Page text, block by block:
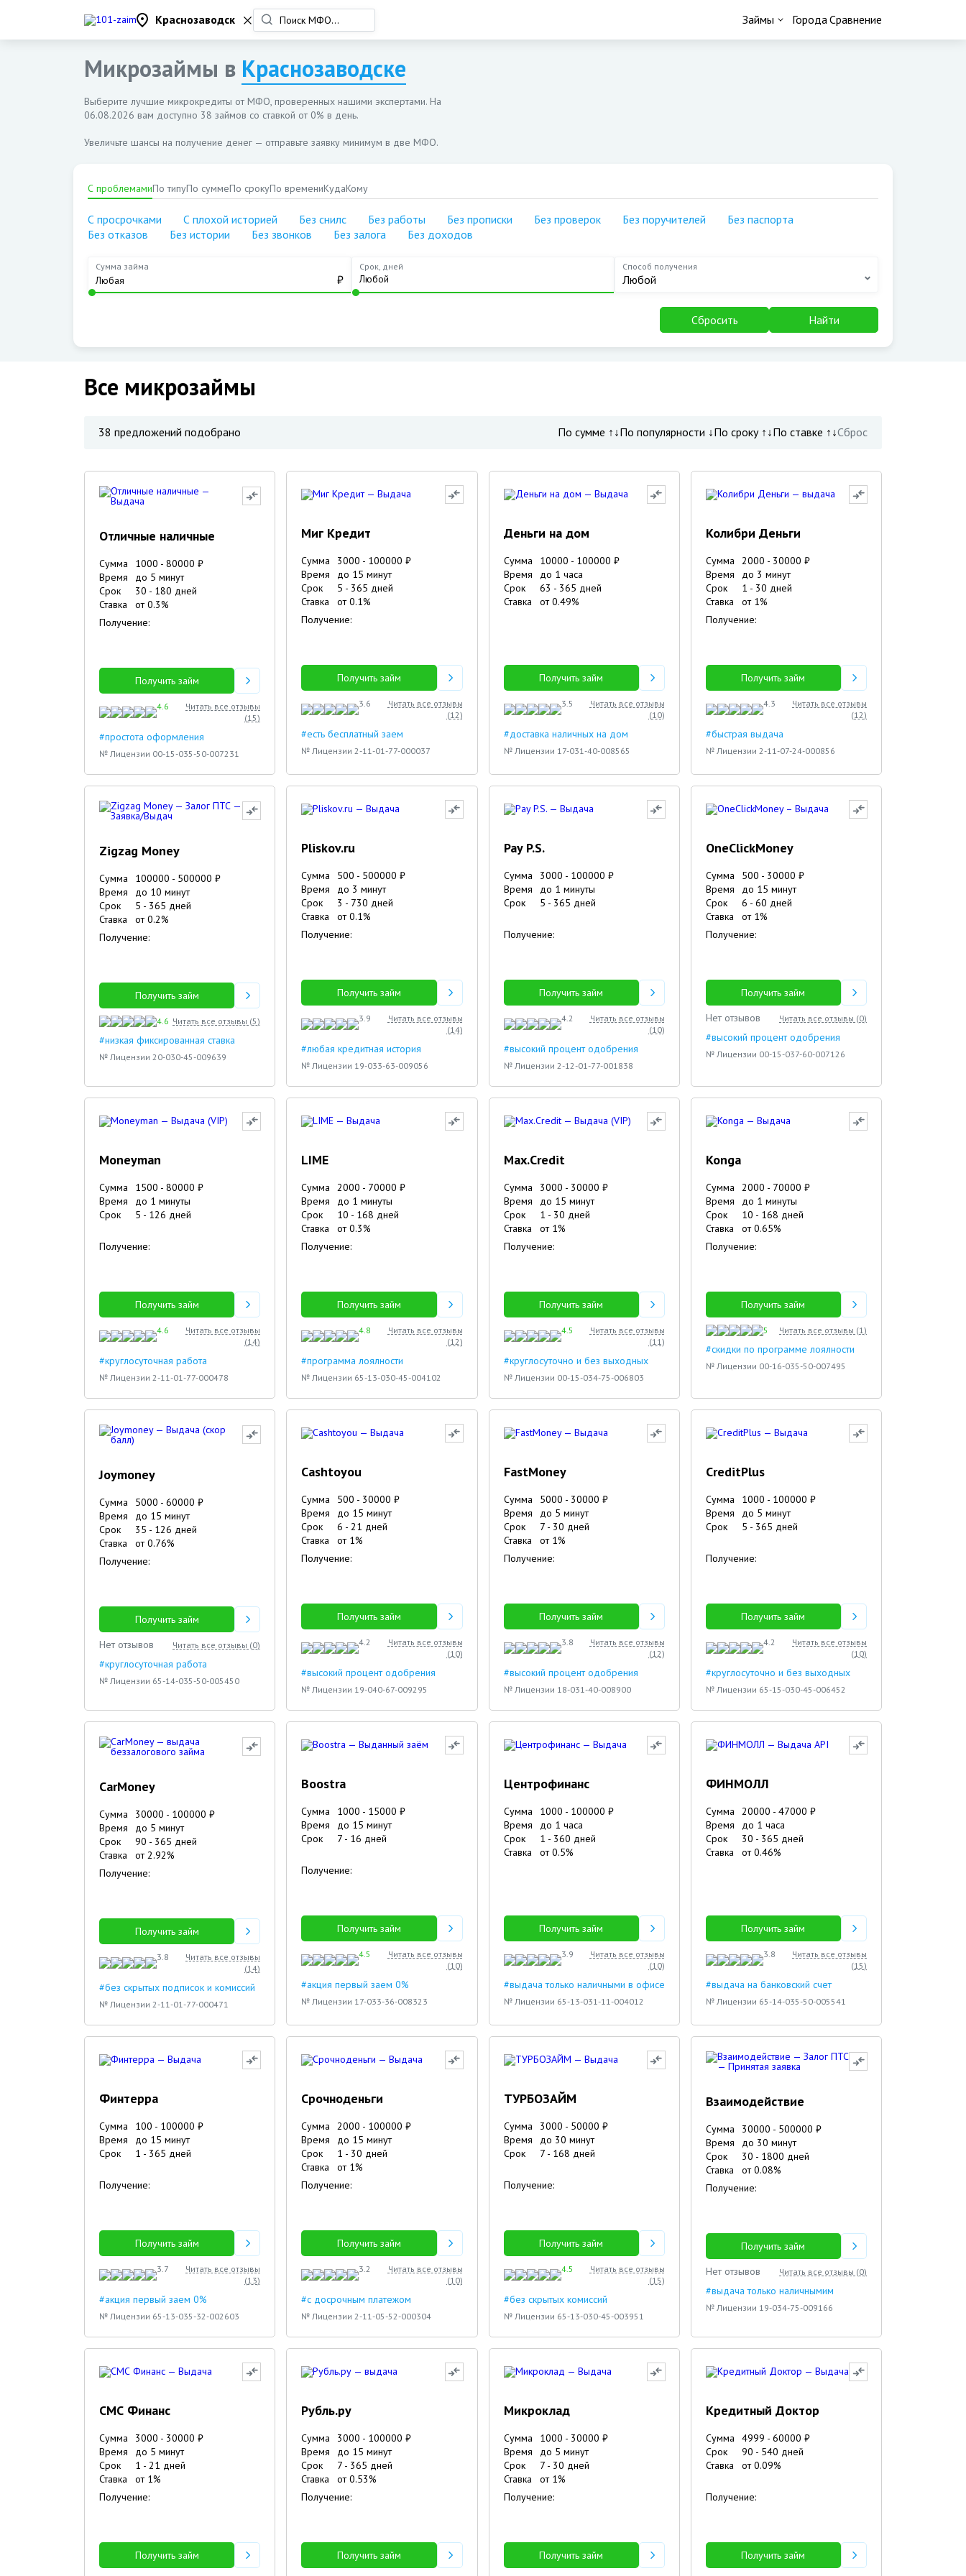
Краснозаводск Займы
С просрочками
С плохой историей
Без прописки
Без отказов
Без звонков
10 000 рублей
Круглосуточно
Без карты
Студентам
Пенсионерам
ГородаСравнение
Микрозаймы в Краснозаводске
Выберите лучшие микрокредиты от МФО, проверенных нашими экспертами. На
06.08.2026 вам доступно 38 займов со ставкой от 0% в день.
Увеличьте шансы на получение денег — отправьте заявку минимум в две МФО.
С проблемамиПо типуПо суммеПо срокуПо времениКудаКому
С просрочками С плохой историей Без снилс Без работы Без прописки Без проверок Без поручителей
Без паспорта
Без отказов
Без истории Без звонков Без залога Без доходов
Сумма займа
₽
Срок, дней Способ получения
Любой
Сбросить Найти
Все микрозаймы
38 предложений подобрано По сумме ↑↓По популярности ↓По сроку ↑↓По ставке ↑↓Сброс
Отличные наличные
Сумма 1000 - 80000 ₽
Время
до 5 минут
Срок
30 - 180 дней
Ставка
от0.3%
Получение:
Получить займ
4.6
Читать все отзывы
(15)
#простота оформления
№ Лицензии 00-15-035-50-007231
Миг Кредит
Сумма 3000 - 100000 ₽
Время
до 15 минут
Срок
5 - 365 дней
Ставка
от0.1%
Получение:
Получить займ
3.6
Читать все отзывы
(12)
#есть бесплатный заем
№ Лицензии 2-11-01-77-000037
Деньги на дом
Сумма 10000 - 100000 ₽
Время
до 1 часа
Срок
63 - 365 дней
Ставка
от0.49%
Получить займ
3.5
Читать все отзывы
(10)
#доставка наличных на дом
№ Лицензии 17-031-40-008565
Колибри Деньги
Сумма 2000 - 30000 ₽
Время
до 3 минут
Срок
1 - 30 дней
Ставка
от 1%
Получение:
Получить займ
4.3
Читать все отзывы
(12)
#быстрая выдача
№ Лицензии 2-11-07-24-000856
Zigzag Money
Сумма 100000 - 500000 ₽
Время
до 10 минут
Срок
5 - 365 дней
Ставка
от0.2%
Получение:
Получить займ
4.6 Читать все отзывы (5)
#низкая фиксированная ставка
№ Лицензии 20-030-45-009639
Pliskov.ru
Сумма 500 - 500000 ₽
Время
до 3 минут
Срок
3 - 730 дней
Ставка
от0.1%
Получение:
Получить займ
3.9
Читать все отзывы
(14)
#любая кредитная история
№ Лицензии 19-033-63-009056
Pay P.S.
Сумма 3000 - 100000 ₽
Время
до 1 минуты
Срок
5 - 365 дней
Получение:
Получить займ
4.2
Читать все отзывы
(10)
#высокий процент одобрения
№ Лицензии 2-12-01-77-001838
OneClickMoney
Сумма 500 - 30000 ₽
Время
до 15 минут
Срок
6 - 60 дней
Ставка
от 1%
Получение:
Получить займ
Нет отзывов
Читать все отзывы (0)
#высокий процент одобрения
№ Лицензии 00-15-037-60-007126
Moneyman
Сумма 1500 - 80000 ₽
Время
до 1 минуты
Срок
5 - 126 дней
Получение:
Получить займ
4.6
Читать все отзывы
(14)
#круглосуточная работа
№ Лицензии 2-11-01-77-000478
LIME
Сумма 2000 - 70000 ₽
Время
до 1 минуты
Срок
10 - 168 дней
Ставка
от0.3%
Получение:
Получить займ
4.8
Читать все отзывы
(12)
#программа лоялности
№ Лицензии 65-13-030-45-004102
Max.Credit
Сумма 3000 - 30000 ₽
Время
до 15 минут
Срок
1 - 30 дней
Ставка
от 1%
Получение:
Получить займ
4.5
Читать все отзывы
(11)
#круглосуточно и без выходных
№ Лицензии 00-15-034-75-006803
Konga
Сумма 2000 - 70000 ₽
Время
до 1 минуты
Срок
10 - 168 дней
Ставка
от0.65%
Получение:
Получить займ
5 Читать все отзывы (1)
#скидки по программе лоялности
№ Лицензии 00-16-035-50-007495
Joymoney
Сумма 5000 - 60000 ₽
Время
до 15 минут
Срок
35 - 126 дней
Ставка
от0.76%
Получение:
Получить займ
Нет отзывов
Читать все отзывы (0)
#круглосуточная работа
№ Лицензии 65-14-035-50-005450
Cashtoyou
Сумма 500 - 30000 ₽
Время
до 15 минут
Срок
6 -21 дней
Ставка
от 1%
Получение:
Получить займ
4.2
Читать все отзывы
(10)
#высокий процент одобрения
№ Лицензии 19-040-67-009295
FastMoney
Сумма 5000 - 30000 ₽
Время
до 5 минут
Срок
7- 30 дней
Ставка
от 1%
Получение:
Получить займ
3.8
Читать все отзывы
(12)
#высокий процент одобрения
№ Лицензии 18-031-40-008900
CreditPlus
Сумма 1000 - 100000 ₽
Время
до 5 минут
Срок
5 - 365 дней
Получение:
Получить займ
4.2
Читать все отзывы
(10)
#круглосуточно и без выходных
№ Лицензии 65-15-030-45-006452
CarMoney
Сумма 30000 - 100000 ₽
Время
до 5 минут
Срок
90 - 365 дней
Ставка
от2.92%
Получение:
Получить займ
3.8
Читать все отзывы
(14)
#без скрытых подписок и комиссий
№ Лицензии 2-11-01-77-000471
Boostra
Сумма 1000 - 15000 ₽
Время
до 15 минут
Срок
7 - 16 дней
Получение:
Получить займ
4.5
Читать все отзывы
(10)
#акция первый заем 0%
№ Лицензии 17-033-36-008323
Центрофинанс
Сумма 1000 - 100000 ₽
Время
до 1 часа
Срок
1 - 360 дней
Ставка
от0.5%
Получить займ
3.9
Читать все отзывы
(10)
#выдача только наличными в офисе
№ Лицензии 65-13-031-11-004012
ФИНМОЛЛ
Сумма 20000 - 47000 ₽
Время
до 1 часа
Срок
30 - 365 дней
Ставка
от0.46%
Получить займ
3.8
Читать все отзывы
(15)
#выдача на банковский счет
№ Лицензии 65-14-035-50-005541
Финтерра
Сумма 100 - 100000 ₽
Время
до 15 минут
Срок
1 - 365 дней
Получение:
Получить займ
3.7
Читать все отзывы
(13)
#акция первый заем 0%
№ Лицензии 65-13-035-32-002603
Срочноденьги
Сумма 2000 - 100000 ₽
Время
до 15 минут
Срок
1 - 30 дней
Ставка
от 1%
Получение:
Получить займ
3.2
Читать все отзывы
(10)
#с досрочным платежом
№ Лицензии 2-11-05-52-000304
ТУРБОЗАЙМ
Сумма 3000 - 50000 ₽
Время
до 30 минут
Срок
7- 168 дней
Получение:
Получить займ
4.5
Читать все отзывы
(15)
#без скрытых комиссий
№ Лицензии 65-13-030-45-003951
Взаимодействие
Сумма 30000 - 500000 ₽
Время
до 30 минут
Срок
30 - 1800 дней
Ставка
от0.08%
Получение:
Получить займ
Нет отзывов
Читать все отзывы (0)
#выдача только наличнымим
№ Лицензии 19-034-75-009166
СМС Финанс
Сумма 3000 - 30000 ₽
Время
до 5 минут
Срок
1 - 21 дней
Ставка
от 1%
Получение:
Получить займ
Рубль.ру
Сумма 3000 - 100000 ₽
Время
до 15 минут
Срок
7 - 365 дней
Ставка
от0.53%
Получение:
Получить займ
Микроклад
Сумма 1000 - 30000 ₽
Время
до 5 минут
Срок
7- 30 дней
Ставка
от 1%
Получение:
Получить займ
Кредитный Доктор
Сумма 4999 - 60000 ₽
Срок
90 - 540 дней
Ставка
от0.09%
Получение:
Получить займ